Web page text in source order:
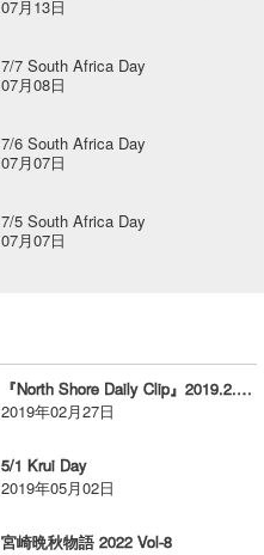
07月13日
7/7 South Africa Day
07月08日
7/6 South Africa Day
07月07日
7/5 South Africa Day
07月07日
『North Shore Daily Clip』2019.2.26 @ Haleiwa
2019年02月27日
5/1 Krui Day
2019年05月02日
宮崎晩秋物語 2022 Vol-8